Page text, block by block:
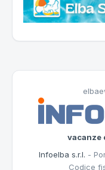
vacanze
Infoelba s.r.l. -
Codice